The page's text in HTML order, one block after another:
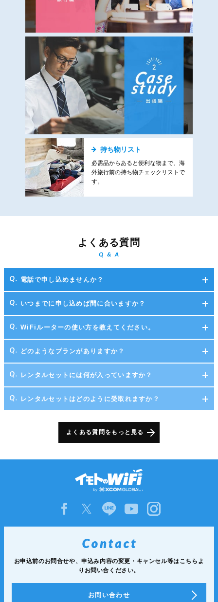
持ち物リスト
必需品からあると便利な物まで、海
外旅行前の持ち物チェックリストで
す。
よくある質問
Q & A
電話で申し込めませんか？
いつまでに申し込めば間に合いますか？
WiFiルーターの使い方を教えてください。
どのようなプランがありますか？
レンタルセットには何が入っていますか？
レンタルセットはどのように受取れますか？
よくある質問をもっと見る
お申込前のお問合せや、申込み内容の変更・キャンセル等はこちらよ
りお問い合ください。
お問い合わせ